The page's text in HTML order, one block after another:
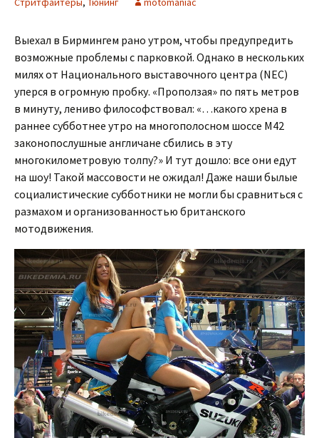
Выехал в Бирмингем рано утром, чтобы предупредить
возможные проблемы с парковкой. Однако в нескольких
милях от Национального выставочного центра (NEC)
уперся в огромную пробку. «Проползая» по пять метров
в минуту, лениво философствовал: «…какого хрена в
раннее субботнее утро на многополосном шоссе М42
законопослушные англичане сбились в эту
многокилометровую толпу?» И тут дошло: все они едут
на шоу! Такой массовости не ожидал! Даже наши былые
социалистические субботники не могли бы сравниться с
размахом и организованностью британского
мотодвижения.